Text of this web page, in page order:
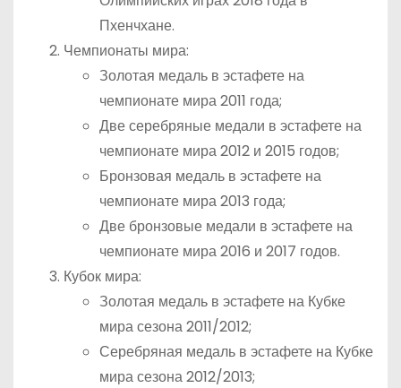
Пхенчхане.
Чемпионаты мира:
Золотая медаль в эстафете на
чемпионате мира 2011 года;
Две серебряные медали в эстафете на
чемпионате мира 2012 и 2015 годов;
Бронзовая медаль в эстафете на
чемпионате мира 2013 года;
Две бронзовые медали в эстафете на
чемпионате мира 2016 и 2017 годов.
Кубок мира:
Золотая медаль в эстафете на Кубке
мира сезона 2011/2012;
Серебряная медаль в эстафете на Кубке
мира сезона 2012/2013;